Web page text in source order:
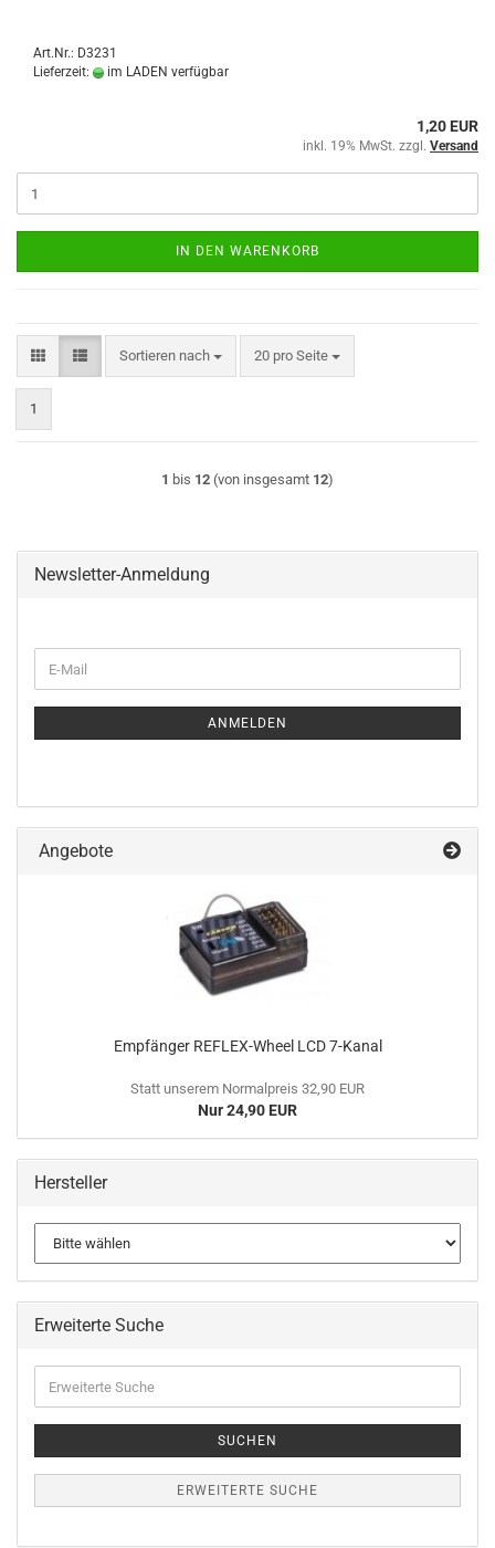
Art.Nr.: D3231
Lieferzeit:
im LADEN verfügbar
1,20 EUR
inkl. 19% MwSt. zzgl. Versand
IN DEN WARENKORB
Sortieren nach
Sortieren nach 20 pro Seite
pro Seite
1
1 bis 12 (von insgesamt 12)
Newsletter-Anmeldung
ZUR
E-
Mail
ANMELDEN
Angebote
Empfänger REFLEX-Wheel LCD 7-Kanal
Statt unserem Normalpreis 32,90 EUR
Nur 24,90 EUR
Hersteller
Erweiterte Suche
Suche
SUCHEN
ERWEITERTE SUCHE